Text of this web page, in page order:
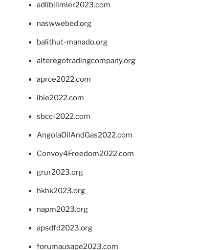
adlibilimler2023.com
naswwebed.org
balithut-manado.org
alteregotradingcompany.org
aprce2022.com
ibie2022.com
sbcc-2022.com
AngolaOilAndGas2022.com
Convoy4Freedom2022.com
grur2023.org
hkhk2023.org
napm2023.org
apsdfd2023.org
forumausape2023.com